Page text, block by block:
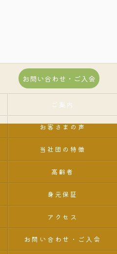
お問い合わせ・ご入会
ご案内
お客さまの声
当社団の特徴
高齢者
身元保証
アクセス
お問い合わせ・ご入会